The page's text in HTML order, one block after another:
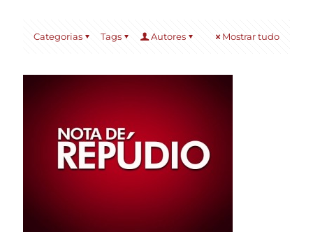
Categorias Tags Autores Mostrar tudo